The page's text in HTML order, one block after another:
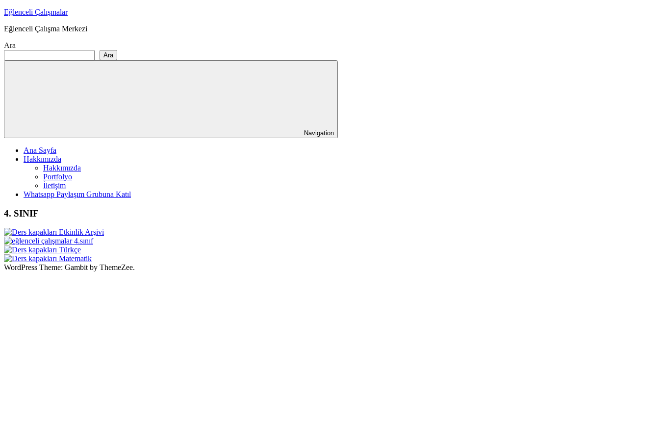
Skip
content
Eğlenceli Çalışmalar
Eğlenceli Çalışma Merkezi
Ara
Ara
Navigation
Ana Sayfa
Hakkımızda
Hakkımızda
Portfolyo
İletişim
Whatsapp Paylaşım Grubuna Katıl
4. SINIF
WordPress Theme: Gambit by ThemeZee.